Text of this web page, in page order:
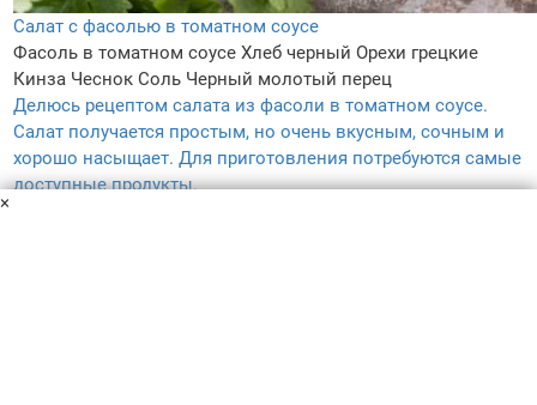
Салат с фасолью в томатном соусе
Фасоль в томатном соусе Хлеб черный Орехи грецкие
Кинза Чеснок Соль Черный молотый перец
Делюсь рецептом салата из фасоли в томатном соусе.
Салат получается простым, но очень вкусным, сочным и
хорошо насыщает. Для приготовления потребуются самые
доступные продукты.
×